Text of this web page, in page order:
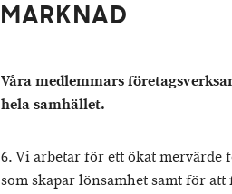
MARKNAD
Våra medlemmars
hela samhället.
6. Vi arbetar för ett ökat mervärde
som skapar lönsamhet samt för